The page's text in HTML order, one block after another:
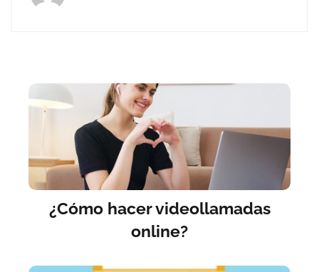
¿Cómo hacer videollamadas
online?